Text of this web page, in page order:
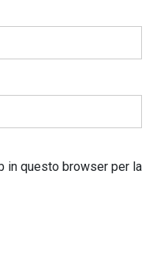
in questo browser per la